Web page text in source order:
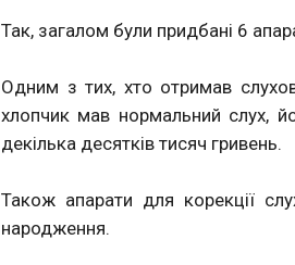
Так, загалом були придбані 6
Одним з тих, хто отримав
хлопчик мав нормальний слух,
декілька десятків тисяч гривень.
Також апарати для корекції
народження.